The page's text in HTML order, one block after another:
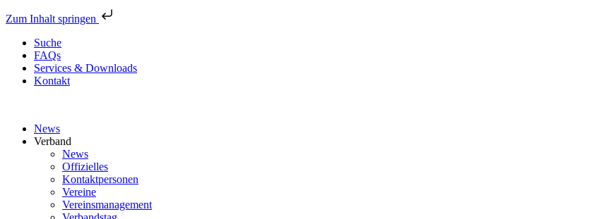
Zum Inhalt springen
Suche
FAQs
Services & Downloads
Kontakt
News
Verband
News
Offizielles
Kontaktpersonen
Vereine
Vereinsmanagement